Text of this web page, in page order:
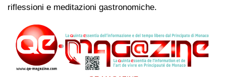
riflessioni e meditazioni gastronomiche.